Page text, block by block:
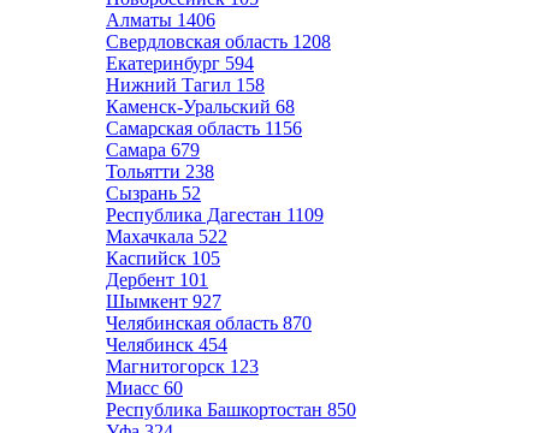
Алматы 1406
Свердловская область 1208
Екатеринбург 594
Нижний Тагил 158
Каменск-Уральский 68
Самарская область 1156
Самара 679
Тольятти 238
Сызрань 52
Республика Дагестан 1109
Махачкала 522
Каспийск 105
Дербент 101
Шымкент 927
Челябинская область 870
Челябинск 454
Магнитогорск 123
Миасс 60
Республика Башкортостан 850